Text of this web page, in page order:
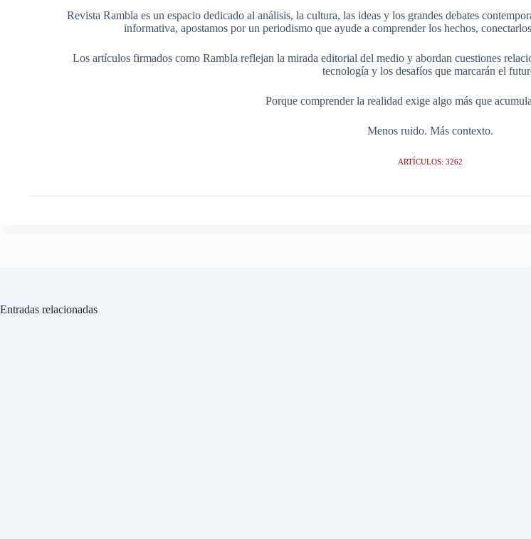
Revista Rambla es un espacio dedicado al análisis, la cultura, las ideas y los grandes debates
informativa, apostamos por un periodismo que ayude a comprender los hechos,
Los artículos firmados como Rambla reflejan la mirada editorial del medio y abordan cuestiones
tecnología y los desafíos que marcarán el
Porque comprender la realidad exige algo más que
Menos ruido. Más contexto.
ARTÍCULOS: 3262
Entradas relacionadas